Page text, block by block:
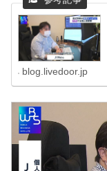
blog.livedoor.jp